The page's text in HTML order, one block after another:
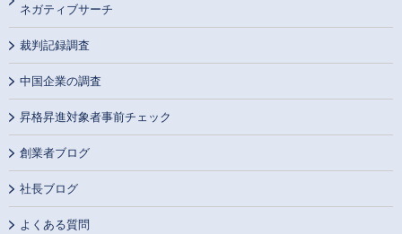
ネガティブサーチ
裁判記録調査
中国企業の調査
昇格昇進対象者事前チェック
創業者ブログ
社長ブログ
よくある質問